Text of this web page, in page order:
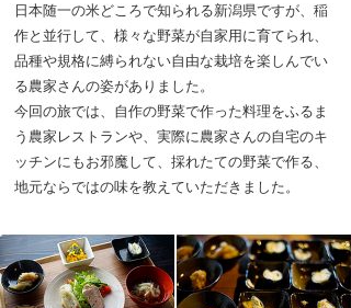
日本随一の米どころで知られる新潟県ですが、稲
作と並行して、様々な野菜が自家用に育てられ、
品種や規格に縛られない自由な栽培を楽しんでい
る農家さんの姿がありました。
今回の旅では、自作の野菜で作った料理をふるま
う農家レストランや、実際に農家さんの自宅のキ
ッチンにもお邪魔して、採れたての野菜で作る、
地元ならではの味を教えていただきました。